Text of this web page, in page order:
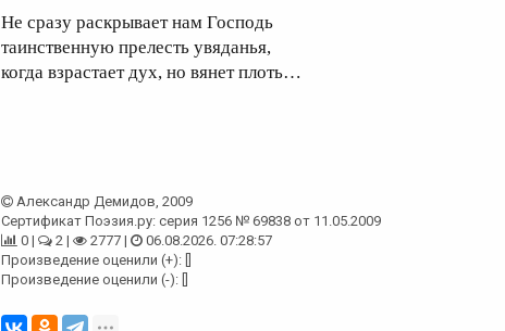
Не сразу раскрывает нам Господь
таинственную прелесть увяданья,
когда взрастает дух, но вянет плоть…
Александр Демидов, 2009
Сертификат Поэзия.ру: серия 1256 № 69838 от 11.05.2009
0 |
2 | 2777 |
06.08.2026. 07:28:57
Произведение оценили (+): []
Произведение оценили (-): []